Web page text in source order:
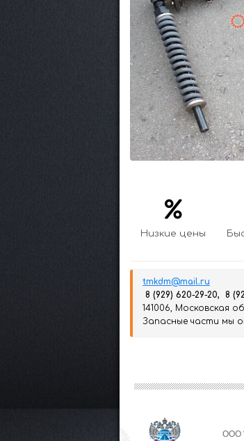
Низкие цены
tmkdm@mail.ru
8 (929) 620-29-20, 8
141006, Московская
Запасные части мы
ООО